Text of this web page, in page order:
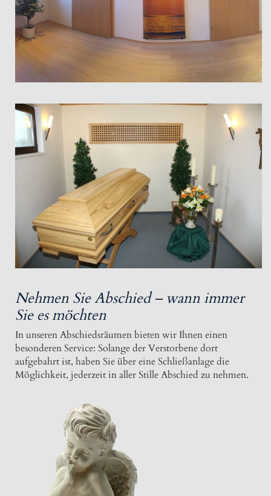
Nehmen Sie Abschied – wann immer
Sie es möchten
In unseren Abschiedsräumen bieten wir Ihnen einen
besonderen Service: Solange der Verstorbene dort
aufgebahrt ist, haben Sie über eine Schließanlage die
Möglichkeit, jederzeit in aller Stille Abschied zu nehmen.